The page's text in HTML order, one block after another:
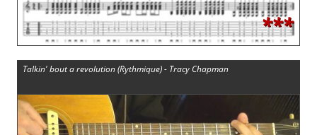
***
Talkin' bout a revolution (Rythmique) - Tracy Chapman